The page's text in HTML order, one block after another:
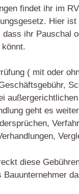
findet ihr im
Hier ist
dass ihr Pauschal
( mit oder
geht es
diese